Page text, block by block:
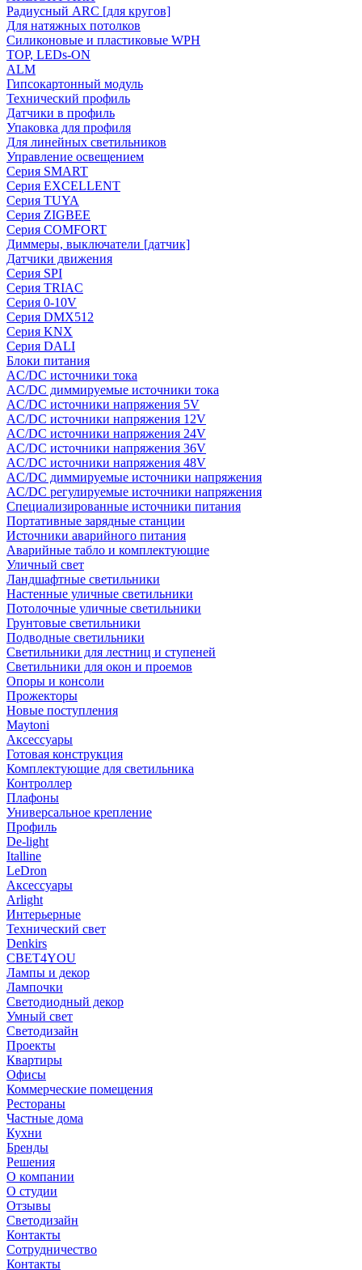
Радиусный ARC [для кругов]
Для натяжных потолков
Силиконовые и пластиковые WPH
TOP, LEDs-ON
ALM
Гипсокартонный модуль
Технический профиль
Датчики в профиль
Упаковка для профиля
Для линейных светильников
Управление освещением
Серия SMART
Серия EXCELLENT
Серия TUYA
Серия ZIGBEE
Серия COMFORT
Диммеры, выключатели [датчик]
Датчики движения
Серия SPI
Серия TRIAC
Серия 0-10V
Серия DMX512
Серия KNX
Серия DALI
Блоки питания
AC/DC источники тока
AC/DC диммируемые источники тока
AC/DC источники напряжения 5V
AC/DC источники напряжения 12V
AC/DC источники напряжения 24V
AC/DC источники напряжения 36V
AC/DC источники напряжения 48V
AC/DC диммируемые источники напряжения
AC/DC регулируемые источники напряжения
Специализированные источники питания
Портативные зарядные станции
Источники аварийного питания
Аварийные табло и комплектующие
Уличный свет
Ландшафтные светильники
Настенные уличные светильники
Потолочные уличные светильники
Грунтовые светильники
Подводные светильники
Светильники для лестниц и ступеней
Светильники для окон и проемов
Опоры и консоли
Прожекторы
Новые поступления
Maytoni
Аксессуары
Готовая конструкция
Комплектующие для светильника
Контроллер
Плафоны
Универсальное крепление
Профиль
De-light
Italline
LeDron
Аксессуары
Arlight
Интерьерные
Технический свет
Denkirs
СВЕТ4YOU
Лампы и декор
Лампочки
Светодиодный декор
Умный свет
Светодизайн
Проекты
Квартиры
Офисы
Коммерческие помещения
Рестораны
Частные дома
Кухни
Бренды
Решения
О компании
О студии
Отзывы
Светодизайн
Контакты
Сотрудничество
Контакты